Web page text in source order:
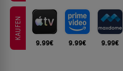
KAUFEN
9.99€ 9.99€ 9.99€